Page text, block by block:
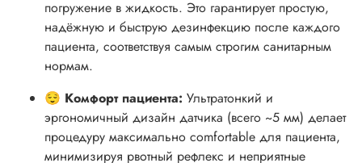
погружение в жидкость. Это гарантирует простую,
надёжную и быструю дезинфекцию после каждого
пациента, соответствуя самым строгим санитарным
нормам.
😌 Комфорт пациента: Ультратонкий и
эргономичный дизайн датчика (всего ~5 мм) делает
процедуру максимально comfortable для пациента,
минимизируя рвотный рефлекс и неприятные